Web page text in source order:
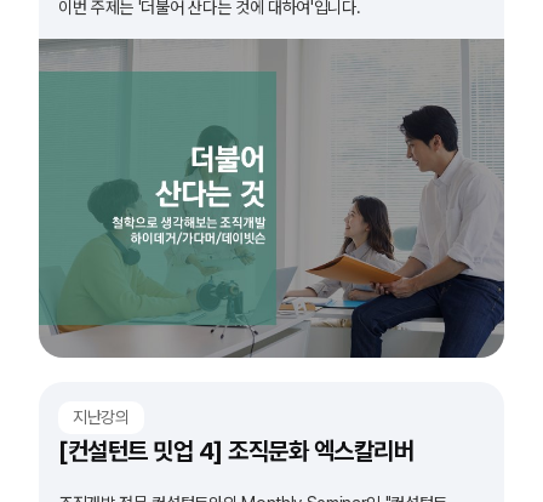
이번 주제는 '더불어 산다는 것에 대하여'입니다.
지난강의
[컨설턴트 밋업 4] 조직문화 엑스칼리버